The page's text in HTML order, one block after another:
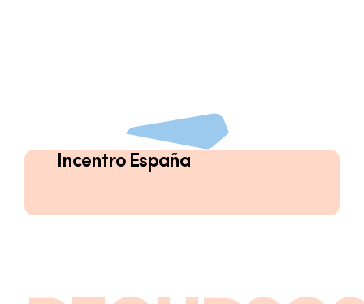
Incentro España